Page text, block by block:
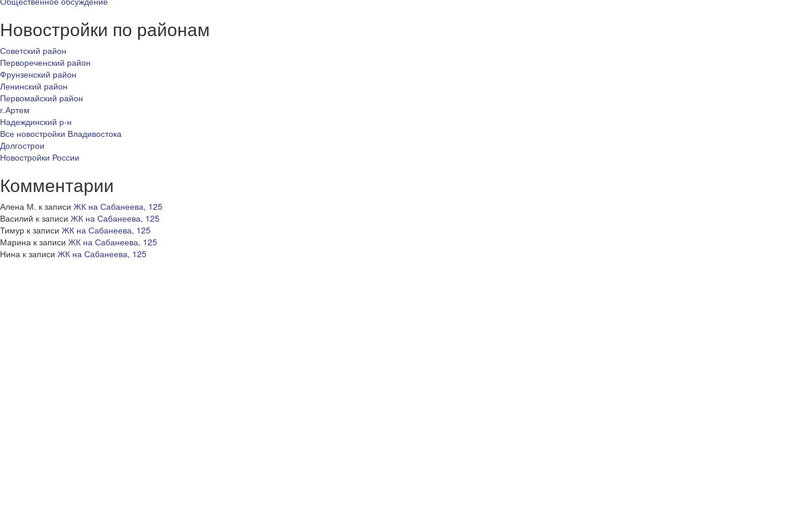
Новостройки по районам
Советский район
Первореченский район
Фрунзенский район
Ленинский район
Первомайский район
г.Артем
Надеждинский р-н
Все новостройки Владивостока
Долгострои
Новостройки России
Комментарии
Алена М. к записи ЖК на Сабанеева, 125
Василий к записи ЖК на Сабанеева, 125
Тимур к записи ЖК на Сабанеева, 125
Марина к записи ЖК на Сабанеева, 125
Нина к записи ЖК на Сабанеева, 125